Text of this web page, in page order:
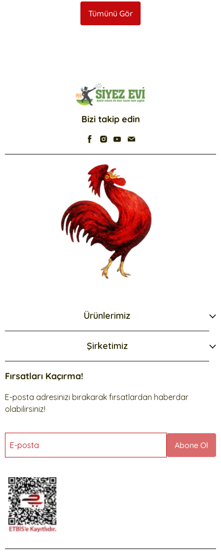
Tümünü Gör
Bizi takip edin
Ürünlerimiz
Şirketimiz
Fırsatları Kaçırma!
E-posta adresinizi bırakarak fırsatlardan haberdar
olabilirsiniz!
E-posta Abone Ol